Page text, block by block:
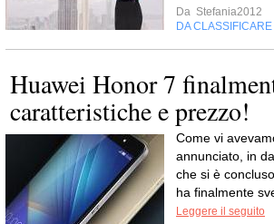
Da Stefania2012
DA CLASSIFICARE
Huawei Honor 7
caratteristiche e prezzo!
Come vi
annunciato, in
che si è
ha finalmente
Leggere il seguito